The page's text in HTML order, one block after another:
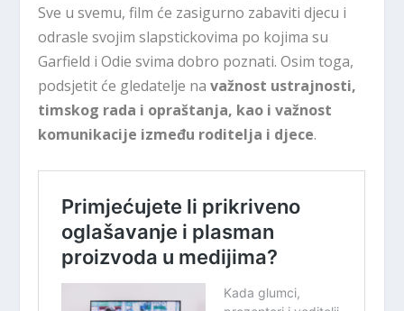
Sve u svemu, film će zasigurno zabaviti djecu i
odrasle svojim slapstickovima po kojima su
Garfield i Odie svima dobro poznati. Osim toga,
podsjetit će gledatelje navažnost ustrajnosti,
timskog rada i opraštanja, kao i važnost
komunikacije između roditelja i djece.